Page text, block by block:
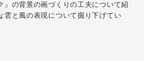
』の背景の画づくりの工夫について紹
雲と風の表現について掘り下げてい